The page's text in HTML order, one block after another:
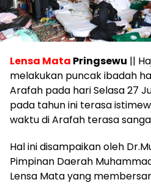
Lensa Mata Pringsewu ||
melakukan puncak ibadah
Arafah pada hari Selasa 27
pada tahun ini terasa
waktu di Arafah terasa
Hal ini disampaikan oleh
Pimpinan Daerah
Lensa Mata yang